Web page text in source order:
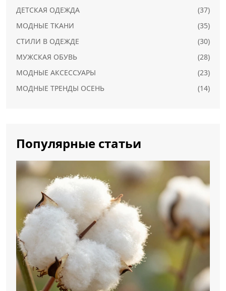
ДЕТСКАЯ ОДЕЖДА
(37)
МОДНЫЕ ТКАНИ
(35)
СТИЛИ В ОДЕЖДЕ
(30)
МУЖСКАЯ ОБУВЬ
(28)
МОДНЫЕ АКСЕССУАРЫ
(23)
МОДНЫЕ ТРЕНДЫ ОСЕНЬ
(14)
Популярные статьи